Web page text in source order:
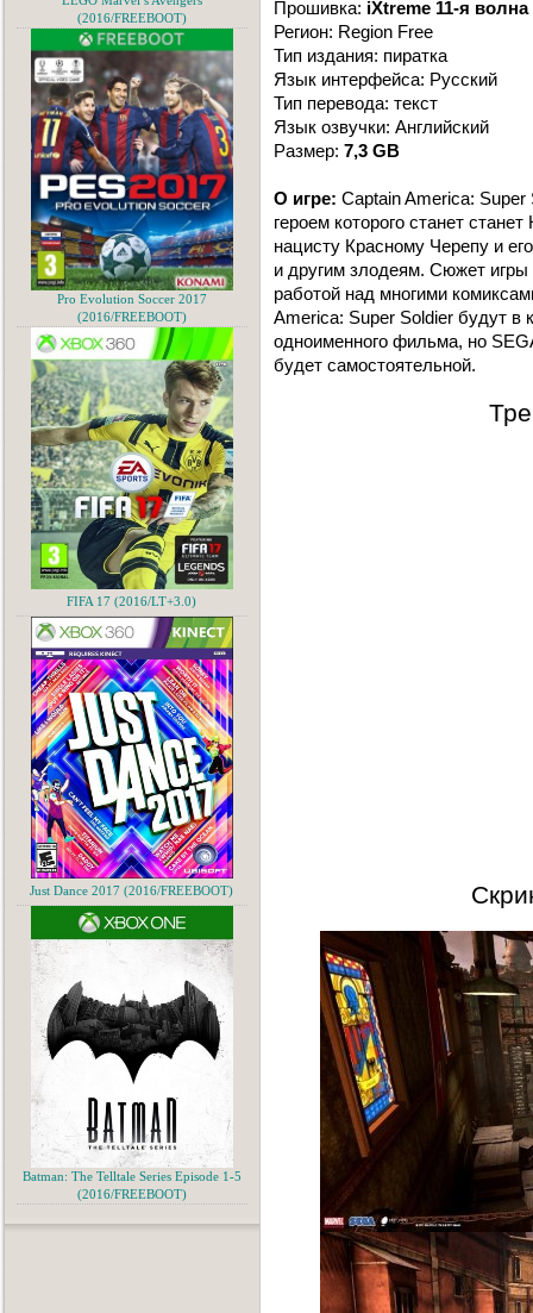
Прошивка: iXtreme 11-я волна
Регион: Region Free
Тип издания: пиратка
Язык интерфейса: Русский
Тип перевода: текст
Язык озвучки: Английский
Размер: 7,3 GB
О игре: Captain America:
героем которого станет
нацисту Красному Черепу и
и другим злодеям. Сюжет
работой над многими
America: Super Soldier будут в
одноименного фильма, но
будет самостоятельной.
(2016/FREEBOOT)
Pro Evolution Soccer 2017
(2016/FREEBOOT)
FIFA 17 (2016/LT+3.0)
Just Dance 2017 (2016/FREEBOOT)
Batman: The Telltale Series Episode 1-5
(2016/FREEBOOT)